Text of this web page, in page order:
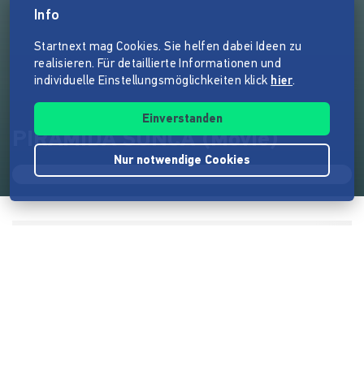
PIRAMIDA SUNCA (Movie)
Info
Startnext mag Cookies. Sie helfen dabei Ideen zu
realisieren. Für detaillierte Informationen und
individuelle Einstellungsmöglichkeiten klick hier.
Einverstanden
Nur notwendige Cookies